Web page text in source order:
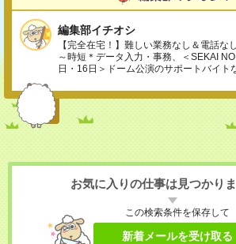
編集部イチオシ
【完全在宅！】難しい業務なし＆電話な
～時短＊データ入力・事務、＜SEKAI
日・16日＞ドーム公演のサポートバイト
お気に入りの仕事は見つかり
この検索条件を保存して
新着メールを受け取る